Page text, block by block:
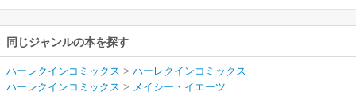
同じジャンルの本を探す
ハーレクインコミックス > ハーレクインコミックス
ハーレクインコミックス > メイシー・イエーツ